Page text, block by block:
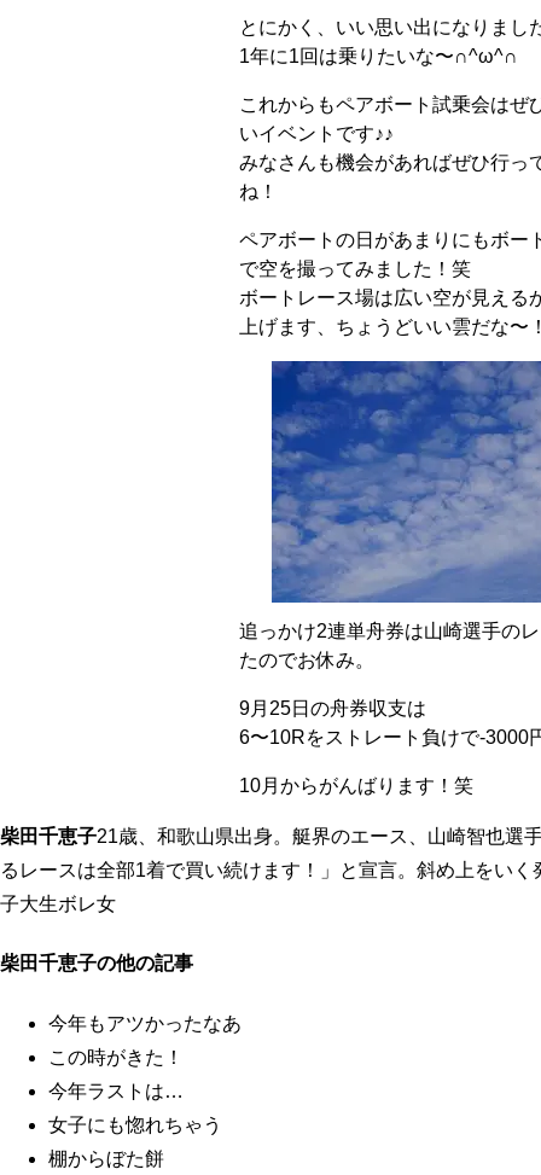
とにかく、いい思い出になりまし
1年に1回は乗りたいな〜∩^ω^∩
これからもペアボート試乗会はぜ
いイベントです♪♪
みなさんも機会があればぜひ行っ
ね！
ペアボートの日があまりにもボー
で空を撮ってみました！笑
ボートレース場は広い空が見える
上げます、ちょうどいい雲だな〜
追っかけ2連単舟券は山崎選手の
たのでお休み。
9月25日の舟券収支は
6〜10Rをストレート負けで-3000
10月からがんばります！笑
柴田千恵子21歳、和歌山県出身。艇界のエース、山崎智也選
るレースは全部1着で買い続けます！」と宣言。斜め上をい
子大生ボレ女
柴田千恵子の他の記事
今年もアツかったなあ
この時がきた！
今年ラストは…
女子にも惚れちゃう
棚からぼた餅